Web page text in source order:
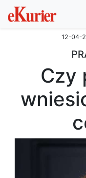
12-04-
Czy